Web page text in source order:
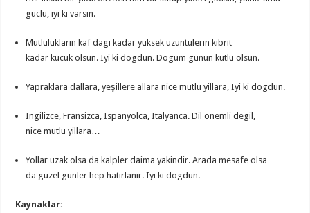
guclu, iyi ki varsin.
Mutluluklarin kaf dagi kadar yuksek uzuntulerin kibrit
kadar kucuk olsun. Iyi ki dogdun. Dogum gunun kutlu olsun.
Yapraklara dallara, yeşillere allara nice mutlu yillara, Iyi ki dogdun.
Ingilizce, Fransizca, Ispanyolca, Italyanca. Dil onemli degil,
nice mutlu yillara…
Yollar uzak olsa da kalpler daima yakindir. Arada mesafe olsa
da guzel gunler hep hatirlanir. Iyi ki dogdun.
Kaynaklar: